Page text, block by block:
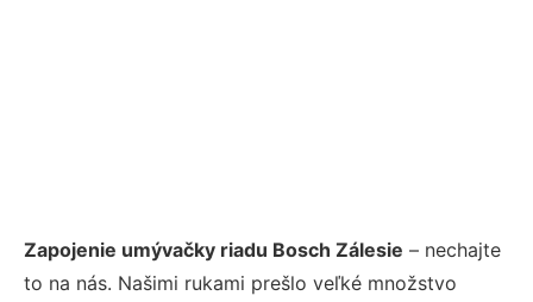
Zapojenie umývačky riadu Bosch Zálesie – nechajte
to na nás. Našimi rukami prešlo veľké množstvo